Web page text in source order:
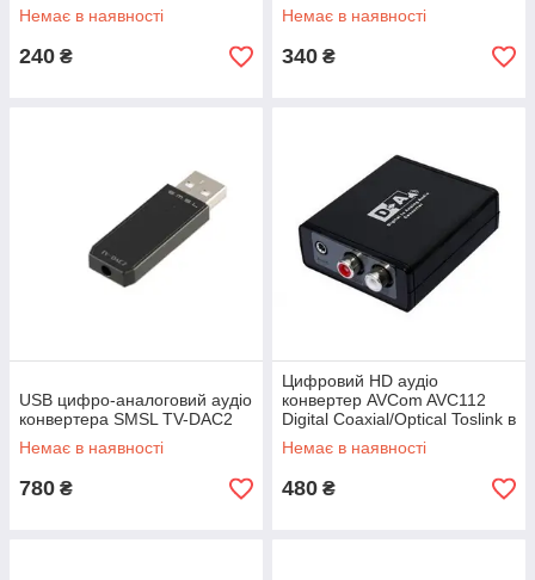
Немає в наявності
240 ₴
тюльпани перехідник під
навушники
Немає в наявності
340 ₴
USB цифро-аналоговий аудіо
конвертера SMSL TV-DAC2
Немає в наявності
780 ₴
Цифровий HD аудіо
конвертер AVCom AVC112
Digital Coaxial/Optical Toslink в
Аналоговий сигнал
Немає в наявності
480 ₴